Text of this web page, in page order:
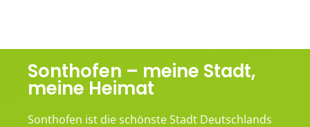
Sonthofen – meine Stadt,
meine Heimat
Sonthofen ist die schönste Stadt Deutschlands